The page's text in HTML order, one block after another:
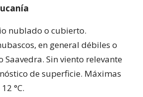
nublado o cubierto.
en general débiles o
Saavedra. Sin viento relevante
de superficie. Máximas
°C.